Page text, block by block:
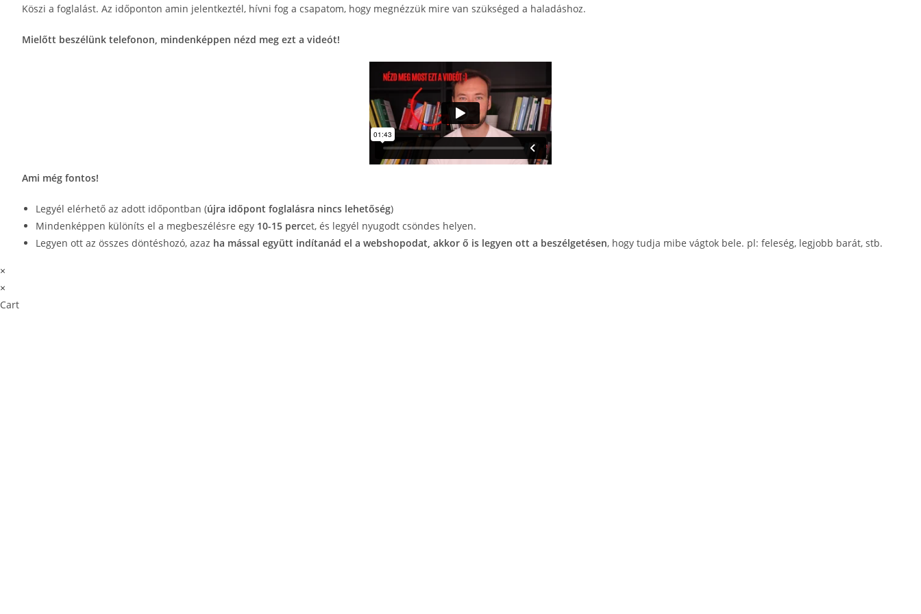
content
Köszi a foglalást. Az időponton amin jelentkeztél, hívni fog a csapatom, hogy megnézzük mire van szükséged a haladáshoz.
Mielőtt beszélünk telefonon, mindenképpen nézd meg ezt a videót!
Ami még fontos!
Legyél elérhető az adott időpontban (újra időpont foglalásra nincs lehetőség)
Mindenképpen különíts el a megbeszélésre egy 10-15 percet, és legyél nyugodt csöndes helyen.
Legyen ott az összes döntéshozó, azaz ha mással együtt indítanád el a webshopodat, akkor ő is legyen ott a beszélgetésen, hogy tudja mibe vágtok bele. pl: feleség, legjobb barát, stb.
×
×
Cart